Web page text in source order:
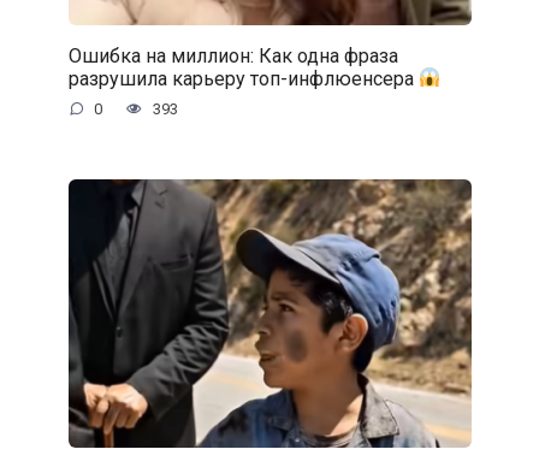
Ошибка на миллион: Как одна фраза
разрушила карьеру топ-инфлюенсера
0 393